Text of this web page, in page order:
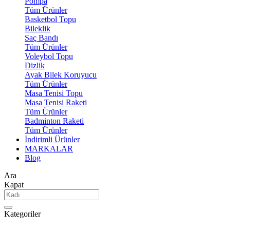
Tüm Ürünler
Basketbol Topu
Bileklik
Saç Bandı
Tüm Ürünler
Voleybol Topu
Dizlik
Ayak Bilek Koruyucu
Tüm Ürünler
Masa Tenisi Topu
Masa Tenisi Raketi
Tüm Ürünler
Badminton Raketi
Tüm Ürünler
İndirimli Ürünler
MARKALAR
Blog
Ara
Kapat
Kategoriler